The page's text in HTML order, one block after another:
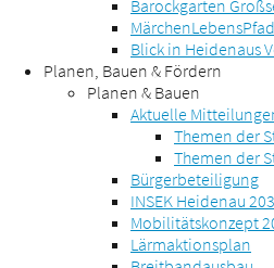
Barockgarten
MärchenLebensPfad
Blick in Heidenaus
Planen, Bauen & Fördern
Planen & Bauen
Aktuelle
Themen der
Themen der
Bürgerbeteiligung
INSEK Heidenau
Mobilitätskonzept
Lärmaktionsplan